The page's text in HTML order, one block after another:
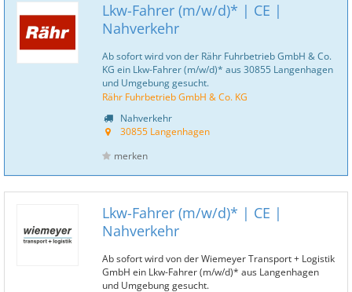
Lkw-Fahrer (m/w/d)* | CE |
Nahverkehr
Ab sofort wird von der Rähr Fuhrbetrieb GmbH & Co.
KG ein Lkw-Fahrer (m/w/d)* aus 30855 Langenhagen
und Umgebung gesucht.
Rähr Fuhrbetrieb GmbH & Co. KG
Nahverkehr
30855 Langenhagen
merken
Lkw-Fahrer (m/w/d)* | CE |
Nahverkehr
Ab sofort wird von der Wiemeyer Transport + Logistik
GmbH ein Lkw-Fahrer (m/w/d)* aus Langenhagen
und Umgebung gesucht.